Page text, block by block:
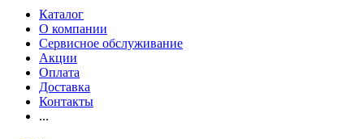
Каталог
О компании
Сервисное обслуживание
Акции
Оплата
Доставка
Контакты
...